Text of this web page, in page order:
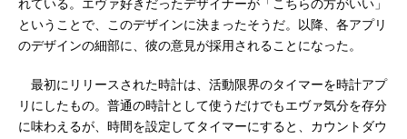
れている。エヴァ好きだったデザイナーが「こちらの方がいい」
ということで、このデザインに決まったそうだ。以降、各アプリ
のデザインの細部に、彼の意見が採用されることになった。
最初にリリースされた時計は、活動限界のタイマーを時計アプ
リにしたもの。普通の時計として使うだけでもエヴァ気分を存分
に味わえるが、時間を設定してタイマーにすると、カウントダウ